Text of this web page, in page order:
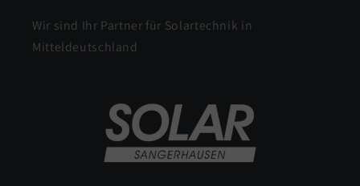
Wir sind Ihr Partner für Solartechnik in
Mitteldeutschland